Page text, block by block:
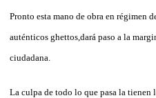
Pronto esta mano de obra en régimen
auténticos ghettos,dará paso a la
ciudadana.
La culpa de todo lo que pasa la tienen